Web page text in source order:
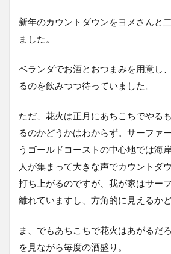
新年のカウントダウンをヨメさんと
ました。
ベランダでお酒とおつまみを用意し
るのを飲みつつ待っていました。
ただ、花火は正月にあちこちでやる
るのかどうかはわからず。サーファ
うゴールドコーストの中心地では海
人が集まって大きな声でカウントダ
打ち上がるのですが、我が家はサー
離れていますし、方角的に見えるか
ま、でもあちこちで花火はあがるだ
を見ながら毎度の酒盛り。